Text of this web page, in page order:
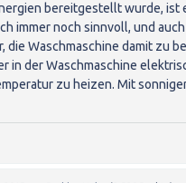
bereitgestellt wurde, ist
immer noch sinnvoll, und auch
die Waschmaschine damit zu
in der Waschmaschine
zu heizen. Mit